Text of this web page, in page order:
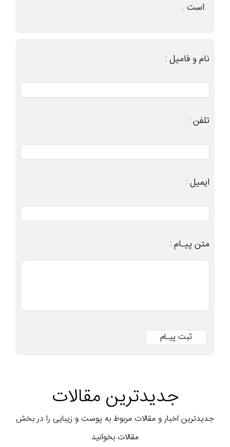
است .
نام و فامیل :
تلفن :
ایمیل :
متن پیـام :
جدیدترین مقالات
جدیدترین اخبار و مقالات مربوط به پوست و زیبایی را در بخش
مقالات بخوانید